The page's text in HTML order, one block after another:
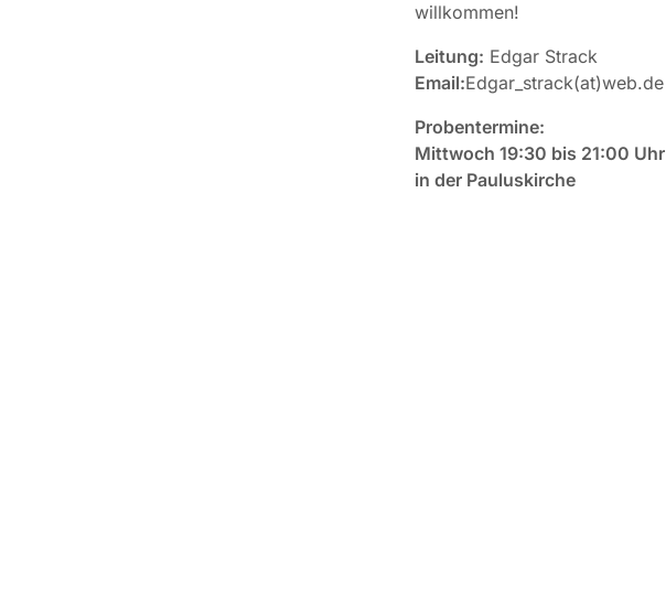
willkommen!
Leitung: Edgar Strack
Email:Edgar_strack(at)web.de
Probentermine:
Mittwoch 19:30 bis 21:00 Uhr
in der Pauluskirche